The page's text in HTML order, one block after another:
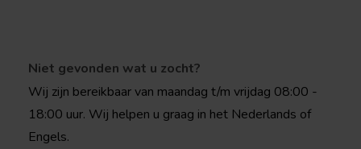
Niet gevonden wat u zocht?
Wij zijn bereikbaar van maandag t/m vrijdag 08:00 -
18:00 uur. Wij helpen u graag in het Nederlands of
Engels.